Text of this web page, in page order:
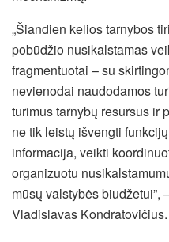
„Šiandien kelios tarnybos
pobūdžio nusikalstamas
fragmentuotai – su
nevienodai naudodamos
turimus tarnybų resursus ir
ne tik leistų išvengti
informacija, veikti
organizuotu
mūsų valstybės
Vladislavas Kondratovičius.